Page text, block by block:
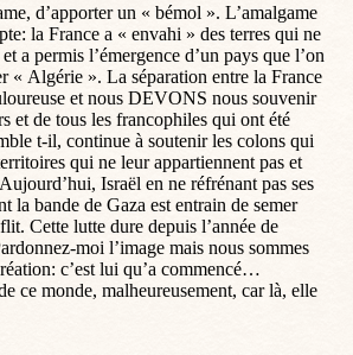
d’apporter un « bémol ». L’amalgame
la France a « envahi » des terres qui ne
a permis l’émergence d’un pays que l’on
« Algérie ». La séparation entre la France
et nous DEVONS nous souvenir
et de tous les francophiles qui ont été
t-il, continue à soutenir les colons qui
qui ne leur appartiennent pas et
Israël en ne réfrénant pas ses
la bande de Gaza est entrain de semer
Cette lutte dure depuis l’année de
moi l’image mais nous sommes
c’est lui qu’a commencé…
ce monde, malheureusement, car là, elle